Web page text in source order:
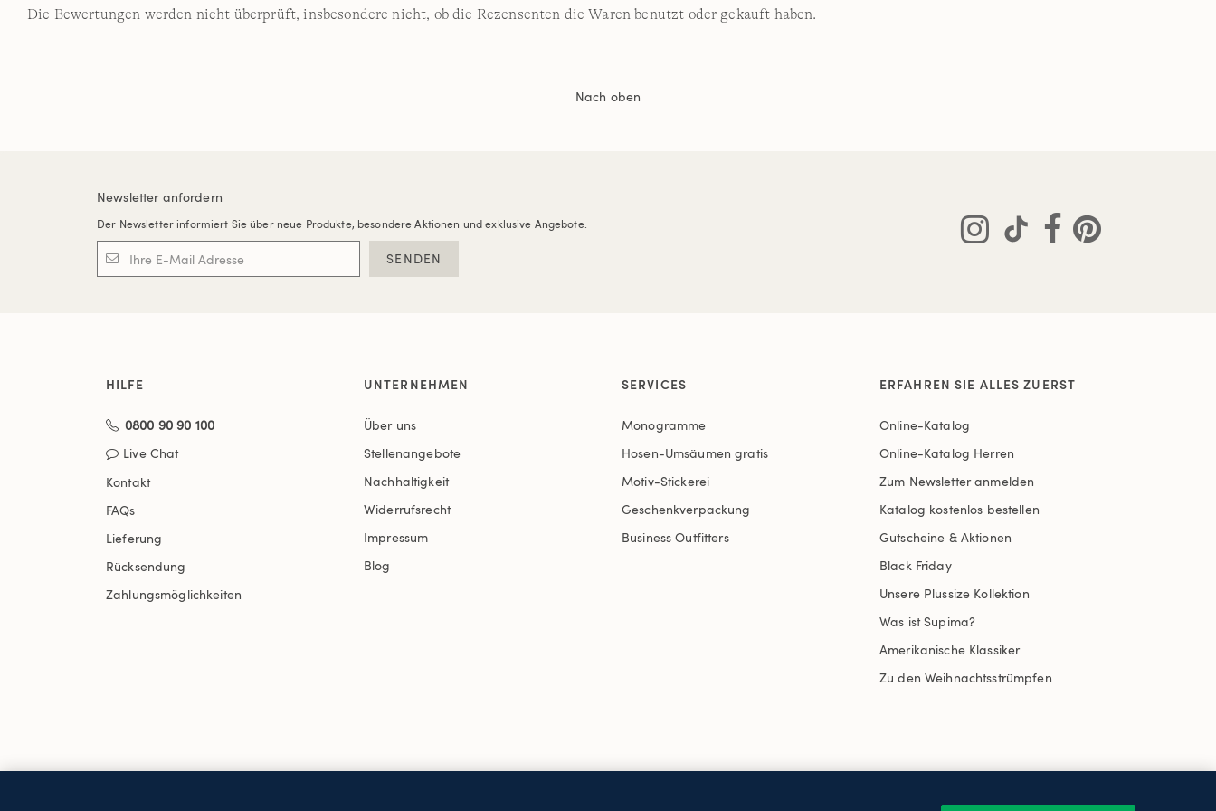
Die Bewertungen werden nicht überprüft, insbesondere nicht, ob die Rezensenten die Waren benutzt oder gekauft haben.
Nach oben
Newsletter anfordern
Der Newsletter informiert Sie über neue Produkte, besondere Aktionen und exklusive Angebote.
SENDEN
HILFE
0800 90 90 100
Live Chat
Kontakt
FAQs
Lieferung
Rücksendung
Zahlungsmöglichkeiten
UNTERNEHMEN
Über uns
Stellenangebote
Nachhaltigkeit
Widerrufsrecht
Impressum
Blog
SERVICES
Monogramme
Hosen-Umsäumen gratis
Motiv-Stickerei
Geschenkverpackung
Business Outfitters
ERFAHREN SIE ALLES ZUERST
Online-Katalog
Online-Katalog Herren
Zum Newsletter anmelden
Katalog kostenlos bestellen
Gutscheine & Aktionen
Black Friday
Unsere Plussize Kollektion
Was ist Supima?
Amerikanische Klassiker
Zu den Weihnachtsstrümpfen